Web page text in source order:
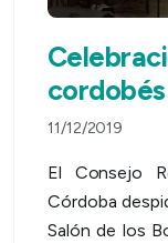
cordobés
11/12/2019
El Consejo
Córdoba
Salón de los